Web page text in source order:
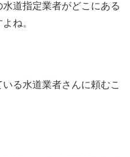
道指定業者がどこにある
ね。
る水道業者さんに頼むこ